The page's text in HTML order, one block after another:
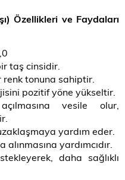
Özellikleri ve Faydaları
taş cinsidir.
renk tonuna sahiptir.
pozitif yöne yükseltir.
vesile olur,
yardım eder.
alınmasına yardımcıdır.
daha sağlıklı